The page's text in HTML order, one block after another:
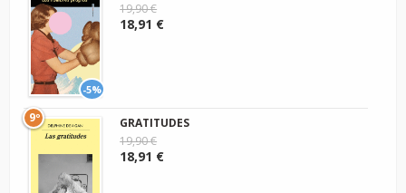
-5%
19,90 €
18,91 €
9º
GRATITUDES
19,90 €
18,91 €